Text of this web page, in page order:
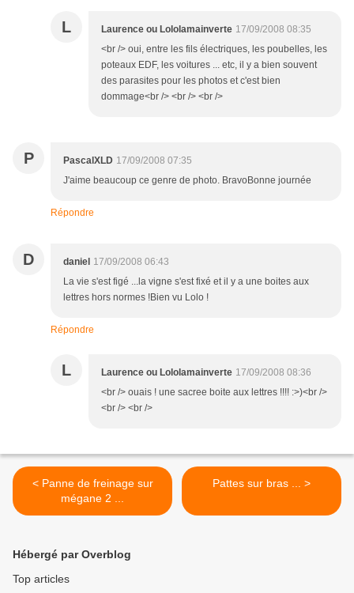
L Laurence ou Lololamainverte 17/09/2008 08:35
<br /> oui, entre les fils électriques, les poubelles, les
poteaux EDF, les voitures ... etc, il y a bien souvent
des parasites pour les photos et c'est bien
dommage<br /> <br /> <br />
P PascalXLD 17/09/2008 07:35
J'aime beaucoup ce genre de photo. BravoBonne journée
Répondre
D daniel 17/09/2008 06:43
La vie s'est figé ...la vigne s'est fixé et il y a une boites aux
lettres hors normes !Bien vu Lolo !
Répondre
L Laurence ou Lololamainverte 17/09/2008 08:36
<br /> ouais ! une sacree boite aux lettres !!!! :>)<br />
<br /> <br />
< Panne de freinage sur
mégane 2 ...
Pattes sur bras ... >
Hébergé par Overblog
Top articles